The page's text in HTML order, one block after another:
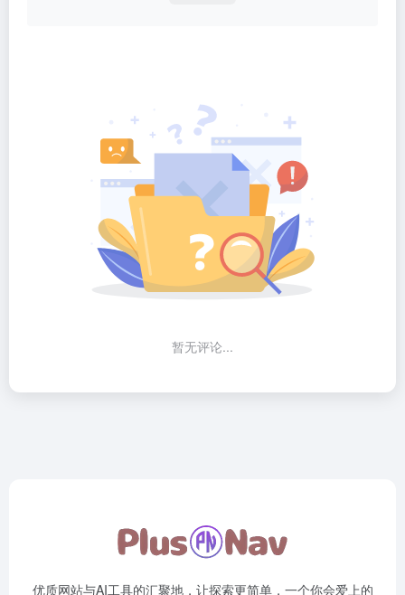
暂无评论...
优质网站与AI工具的汇聚地，让探索更简单，一个你会爱上的